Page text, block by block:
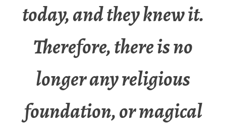
today, and they knew it.
Therefore, there is no
longer any religious
foundation, or magical